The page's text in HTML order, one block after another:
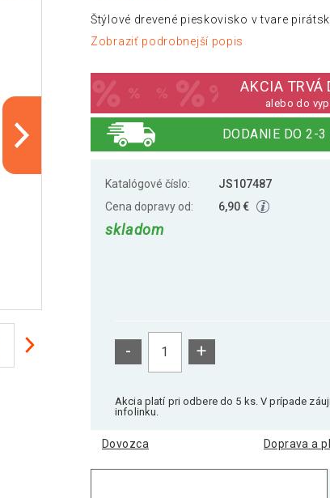
Štýlové drevené pieskovisko v tvare
Zobraziť podrobnejší popis
AKCIA TRVÁ
alebo do
DODANIE DO 2-3
Katalógové číslo:
JS107487
Cena dopravy od:
6,90 €
skladom
- +
Akcia platí pri odbere do 5 ks. V prípade
infolinku.
Dovozca Doprava a